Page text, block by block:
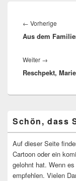
← Vorherige
Aus dem
Weiter →
Beitrag:
Reschpekt,
Seitenleisten-
Widgetbereich
Schön, dass
Auf dieser Seite
Cartoon oder ein
gelohnt hat. Wenn
empfehlen. Vielen